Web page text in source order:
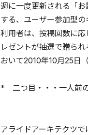
週に一度更新される「
する、ユーザー参加型の
利用者は、投稿回数に
レゼントが抽選で贈ら
おいて2010年10月25日
* 二つ目・・・一人前の
アライドアーキテクツ